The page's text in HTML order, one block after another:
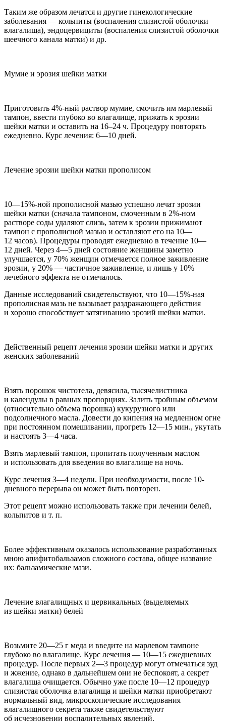
Таким же образом лечатся и другие гинекологические
заболевания — кольпиты (воспаления слизистой оболочки
влагалища), эндоцервициты (воспаления слизистой оболочки
шеечного канала матки) и др.
Мумие и эрозия шейки матки
Приготовить 4%-ный раствор мумие, смочить им марлевый
тампон, ввести глубоко во влагалище, прижать к эрозии
шейки матки и оставить на 16–24 ч. Процедуру повторять
ежедневно. Курс лечения: 6—10 дней.
Лечение эрозии шейки матки прополисом
10—15%-ной прополисной мазью успешно лечат эрозии
шейки матки (сначала тампоном, смоченным в 2%-ном
растворе соды удаляют слизь, затем к эрозии прижимают
тампон с прополисной мазью и оставляют его на 10—
12 часов). Процедуры проводят ежедневно в течение 10—
12 дней. Через 4—5 дней состояние женщины заметно
улучшается, у 70% женщин отмечается полное заживление
эрозии, у 20% — частичное заживление, и лишь у 10%
лечебного эффекта не отмечалось.
Данные исследований свидетельствуют, что 10—15%-ная
прополисная мазь не вызывает раздражающего действия
и хорошо способствует затягиванию эрозий шейки матки.
Действенный рецепт лечения эрозии шейки матки и других
женских заболеваний
Взять порошок чистотела, девясила, тысячелистника
и календулы в равных пропорциях. Залить тройным объемом
(относительно объема порошка) кукурузного или
подсолнечного масла. Довести до кипения на медленном огне
при постоянном помешивании, прогреть 12—15 мин., укутать
и настоять 3—4 часа.
Взять марлевый тампон, пропитать полученным маслом
и использовать для введения во влагалище на ночь.
Курс лечения 3—4 недели. При необходимости, после 10-
дневного перерыва он может быть повторен.
Этот рецепт можно использовать также при лечении белей,
кольпитов и т. п.
Более эффективным оказалось использование разработанных
мною апифитобальзамов сложного состава, общее название
их: бальзамические мази.
Лечение влагалищных и цервикальных (выделяемых
из шейки матки) белей
Возьмите 20—25 г меда и введите на марлевом тампоне
глубоко во влагалище. Курс лечения — 10—15 ежедневных
процедур. После первых 2—3 процедур могут отмечаться зуд
и жжение, однако в дальнейшем они не беспокоят, а секрет
влагалища очищается. Обычно уже после 10—12 процедур
слизистая оболочка влагалища и шейки матки приобретают
нормальный вид, микроскопические исследования
влагалищного секрета также свидетельствуют
об исчезновении воспалительных явлений.